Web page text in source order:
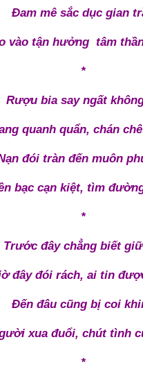
Đam mê sắc dục gian
vào tận hưởng tâm
*
Rượu bia say ngất
quanh quẩn, chán
đói tràn đến muôn
bạc cạn kiệt, tìm
*
Trước đây chẳng biết
đây đói rách, ai tin
Đến đâu cũng bị coi
xua đuổi, chút tình
*